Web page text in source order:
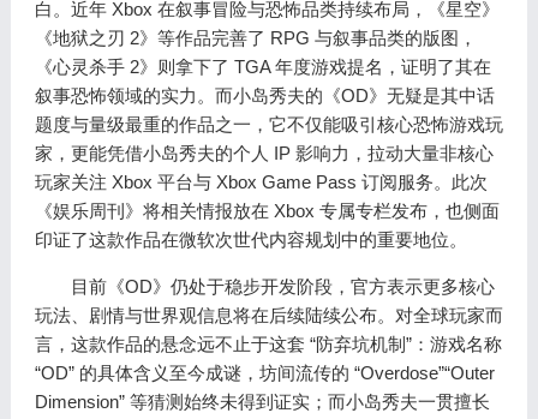
白。近年 Xbox 在叙事冒险与恐怖品类持续布局，《星空》
《地狱之刃 2》等作品完善了 RPG 与叙事品类的版图，
《心灵杀手 2》则拿下了 TGA 年度游戏提名，证明了其在
叙事恐怖领域的实力。而小岛秀夫的《OD》无疑是其中话
题度与量级最重的作品之一，它不仅能吸引核心恐怖游戏玩
家，更能凭借小岛秀夫的个人 IP 影响力，拉动大量非核心
玩家关注 Xbox 平台与 Xbox Game Pass 订阅服务。此次
《娱乐周刊》将相关情报放在 Xbox 专属专栏发布，也侧面
印证了这款作品在微软次世代内容规划中的重要地位。
目前《OD》仍处于稳步开发阶段，官方表示更多核心
玩法、剧情与世界观信息将在后续陆续公布。对全球玩家而
言，这款作品的悬念远不止于这套 “防弃坑机制”：游戏名称
“OD” 的具体含义至今成谜，坊间流传的 “Overdose”“Outer
Dimension” 等猜测始终未得到证实；而小岛秀夫一贯擅长